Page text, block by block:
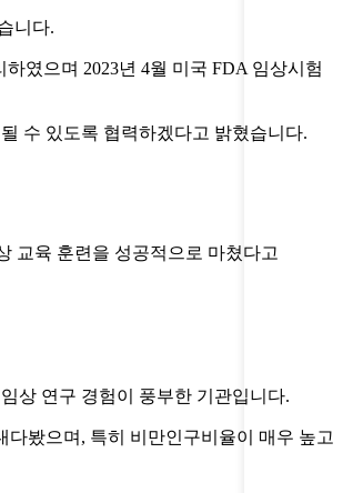
니다.
였으며 2023년 4월 미국 FDA 임상시험
수 있도록 협력하겠다고 밝혔습니다.
교육 훈련을 성공적으로 마쳤다고
임상 연구 경험이 풍부한 기관입니다.
다봤으며, 특히 비만인구비율이 매우 높고